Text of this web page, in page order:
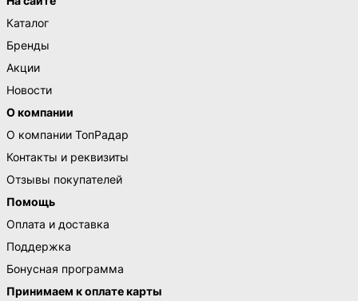
Каталог
Бренды
Акции
Новости
О компании
О компании ТопРадар
Контакты и реквизиты
Отзывы покупателей
Помощь
Оплата и доставка
Поддержка
Бонусная программа
Принимаем к оплате карты